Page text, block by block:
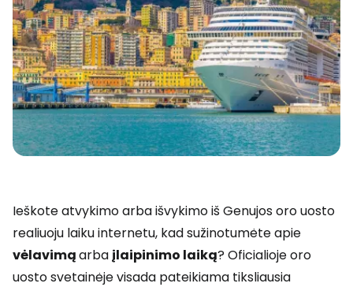
Ieškote atvykimo arba išvykimo iš Genujos oro uosto
realiuoju laiku internetu, kad sužinotumėte apie
vėlavimąarbaįlaipinimo laiką? Oficialioje oro
uosto svetainėje visada pateikiama tiksliausia